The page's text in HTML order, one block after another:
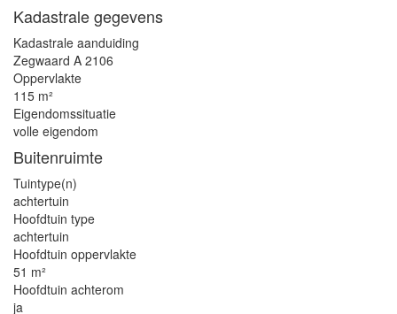
Kadastrale gegevens
Kadastrale aanduiding
Zegwaard A 2106
Oppervlakte
115 m²
Eigendomssituatie
volle eigendom
Buitenruimte
Tuintype(n)
achtertuin
Hoofdtuin type
achtertuin
Hoofdtuin oppervlakte
51 m²
Hoofdtuin achterom
ja